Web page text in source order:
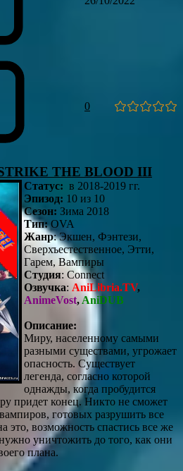
0
THE BLOOD III
Статус: в 2018-2019 гг.
Эпизод: 10 из 10
Сезон: Зима 2018
Тип:OVA
Жанр: Экшен, Фэнтези,
Сверхъестественное, Этти,
Гарем, Вампиры
Студия: Connect
Озвучка: AniLibria.TV,
AnimeVost, AniDUB
Описание:
Миру, населенному самыми
разными существами, угрожает
опасность. Существует
легенда, согласно которой
однажды, когда пробудится
придет конец. Никто не сможет
готовых разрушить все
это, возможность спастись все же
уничтожить до того, как они
плана.